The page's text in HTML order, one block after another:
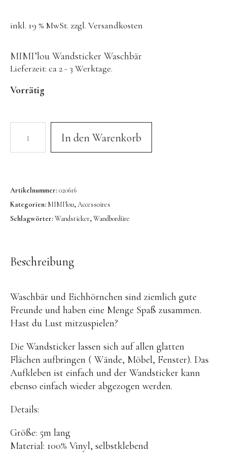
Kunst & Form
LIEWOOD
DUFTE Manufaktur
MIKANU | Decken & Rasseln
MIMI’lou | Wanddeko
notthegirl | Seife & Kerzen
NUUKK | Papierdesign & Kissen
studio ROOF | Bastel-Sets
YEYE Sonnenbrillen für Kinder
Telmas Botanica | Kerzen
the Munio | Duftkerzen & Seifen
TILDA Puppen
Spielen
Bücher
inkl. 19 % MwSt. zzgl. Versandkosten
MIMI’lou Wandsticker Waschbär
Lieferzeit: ca 2 - 3 Werktage.
Vorrätig
In den Warenkorb
Artikelnummer:020616
Kategorien: MIMI'lou,Accessoires
Schlagwörter:Wandsticker,Wandbordüre
Beschreibung
Waschbär und Eichhörnchen sind ziemlich gute
Freunde und haben eine Menge Spaß zusammen.
Hast du Lust mitzuspielen?
Die Wandsticker lassen sich auf allen glatten
Flächen aufbringen ( Wände, Möbel, Fenster). Das
Aufkleben ist einfach und der Wandsticker kann
ebenso einfach wieder abgezogen werden.
Details:
Größe: 5m lang
Material: 100% Vinyl, selbstklebend